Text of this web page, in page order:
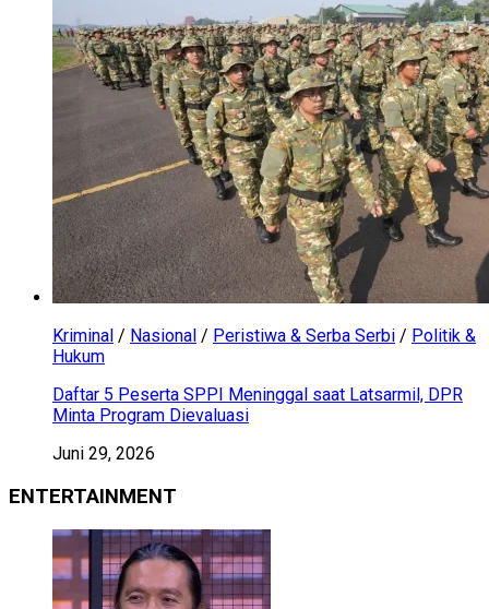
Kriminal / Nasional / Peristiwa & Serba Serbi / Politik &
Hukum
Daftar 5 Peserta SPPI Meninggal saat Latsarmil, DPR
Minta Program Dievaluasi
Juni 29, 2026
ENTERTAINMENT